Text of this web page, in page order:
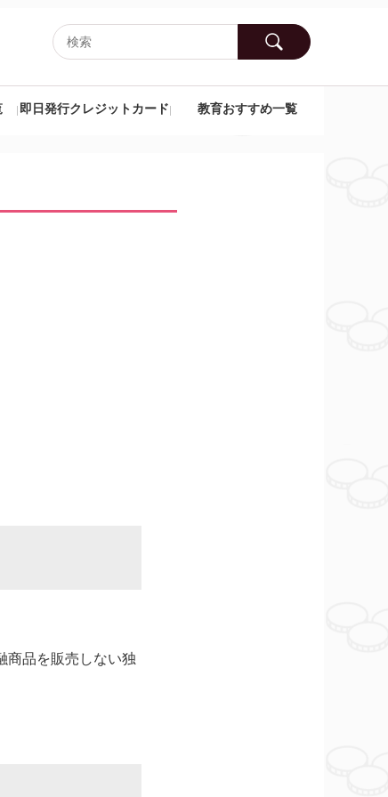
即日発行クレジットカード 教育おすすめ一覧
商品を販売しない独